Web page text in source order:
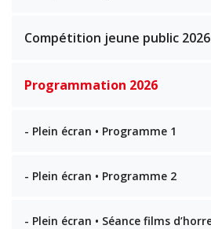
Compétition jeune public 2026
Programmation 2026
- Plein écran • Programme 1
- Plein écran • Programme 2
- Plein écran • Séance films